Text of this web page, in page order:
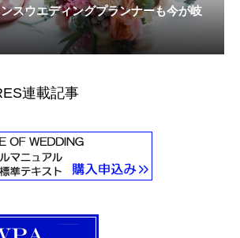
スウエディングプランナーも今が岐
連載記事